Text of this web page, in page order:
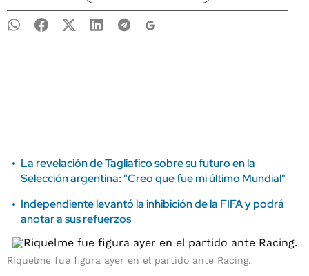
La revelación de Tagliafico sobre su futuro en la
Selección argentina: "Creo que fue mi último Mundial"
Independiente levantó la inhibición de la FIFA y podrá
anotar a sus refuerzos
Riquelme fue figura ayer en el partido ante Racing.